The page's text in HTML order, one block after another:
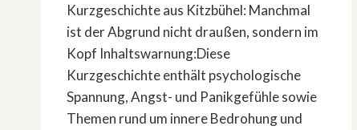
Kurzgeschichte aus Kitzbühel: Manchmal
ist der Abgrund nicht draußen, sondern im
Kopf Inhaltswarnung:Diese
Kurzgeschichte enthält psychologische
Spannung, Angst- und Panikgefühle sowie
Themen rund um innere Bedrohung und